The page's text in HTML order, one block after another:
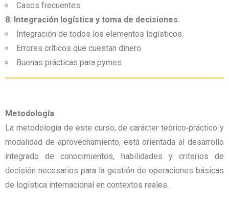
Casos frecuentes.
8. Integración logística y toma de decisiones.
Integración de todos los elementos logísticos.
Errores críticos que cuestan dinero.
Buenas prácticas para pymes.
Metodología
La metodología de este curso, de carácter teórico‑práctico y
modalidad de aprovechamiento, está orientada al desarrollo
integrado de conocimientos, habilidades y criterios de
decisión necesarios para la gestión de operaciones básicas
de logística internacional en contextos reales.